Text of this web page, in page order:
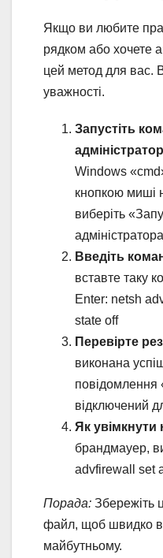
Якщо ви любите
рядком або хочете
цей метод для вас.
уважності.
Запустіть
Windows
кнопкою миші
виберіть
Введіть
вставте таку
Enter: netsh
state off
Перевірте
виконана
відключений
Як увімкнути
брандмауер,
advfirewall set
Порада: Збережіть
файл, щоб швидко
майбутньому.